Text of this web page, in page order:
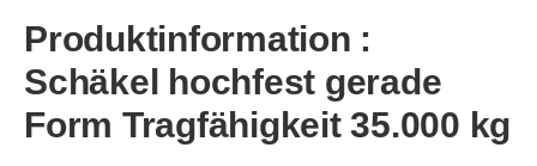
Produktinformation :
Schäkel hochfest gerade
Form Tragfähigkeit 35.000 kg